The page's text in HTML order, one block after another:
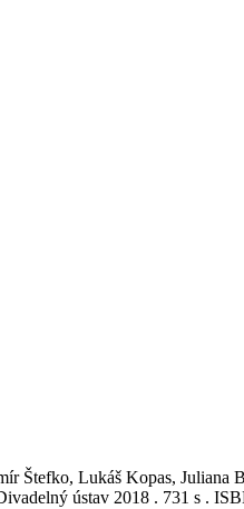
Štefko, Lukáš Kopas,
ústav 2018 . 731 s .